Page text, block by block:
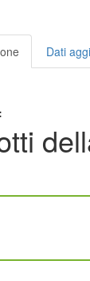
Dati